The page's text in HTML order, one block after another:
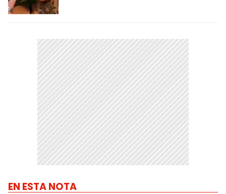
EN ESTA NOTA